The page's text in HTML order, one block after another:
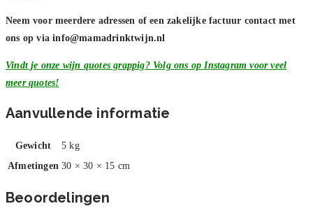
Neem voor meerdere adressen of een zakelijke factuur contact met
ons op viainfo@mamadrinktwijn.nl
Vindt je onze wijn quotes grappig? Volg ons op Instagram voor veel
meer quotes!
Aanvullende informatie
Gewicht
5 kg
Afmetingen 30 × 30 × 15 cm
Beoordelingen